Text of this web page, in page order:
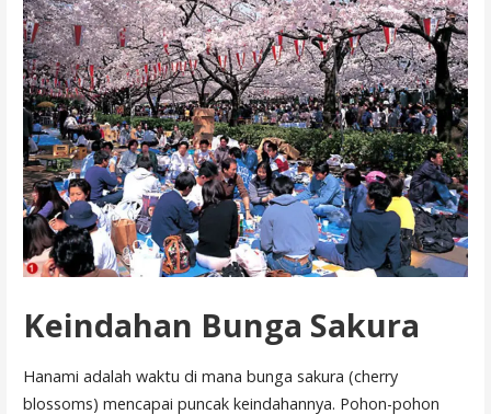
Keindahan Bunga Sakura
Hanami adalah waktu di mana bunga sakura (cherry
blossoms) mencapai puncak keindahannya. Pohon-pohon